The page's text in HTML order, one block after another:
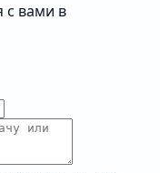
вами в